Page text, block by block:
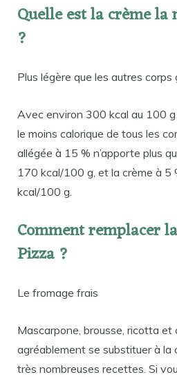
Quelle est la crème
?
Plus légère que les autres corps
Avec environ 300 kcal au 100 g
le moins calorique de tous les
allégée à 15 % n’apporte plus
170 kcal/100 g, et la crème à 5
kcal/100 g.
Comment remplacer
Pizza ?
Le fromage frais
Mascarpone, brousse, ricotta
agréablement se substituer à la
très nombreuses recettes. Si